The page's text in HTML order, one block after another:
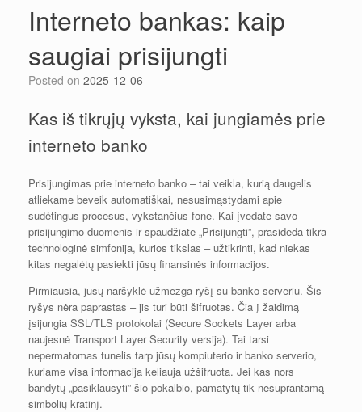
Interneto bankas: kaip
saugiai prisijungti
Posted on 2025-12-06
Kas iš tikrųjų vyksta, kai jungiamės prie
interneto banko
Prisijungimas prie interneto banko – tai veikla, kurią daugelis
atliekame beveik automatiškai, nesusimąstydami apie
sudėtingus procesus, vykstančius fone. Kai įvedate savo
prisijungimo duomenis ir spaudžiate „Prisijungti”, prasideda tikra
technologinė simfonija, kurios tikslas – užtikrinti, kad niekas
kitas negalėtų pasiekti jūsų finansinės informacijos.
Pirmiausia, jūsų naršyklė užmezga ryšį su banko serveriu. Šis
ryšys nėra paprastas – jis turi būti šifruotas. Čia į žaidimą
įsijungia SSL/TLS protokolai (Secure Sockets Layer arba
naujesnė Transport Layer Security versija). Tai tarsi
nepermatomas tunelis tarp jūsų kompiuterio ir banko serverio,
kuriame visa informacija keliauja užšifruota. Jei kas nors
bandytų „pasiklausyti” šio pokalbio, pamatytų tik nesuprantamą
simbolių kratinį.